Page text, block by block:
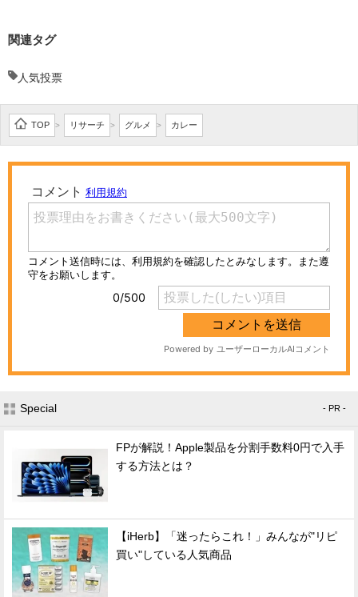
関連タグ
人気投票
TOP > リサーチ > グルメ > カレー
Special - PR -
FPが解説！Apple製品を分割手数料0円で入手
する方法とは？
【iHerb】「迷ったらこれ！」みんなが"リピ
買い"している人気商品